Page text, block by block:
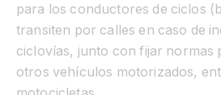
para los conductores de ciclos
transiten por calles en caso de
ciclovías, junto con fijar normas
otros vehículos motorizados,